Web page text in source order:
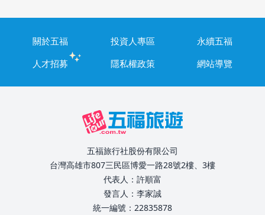
關於五福 投資人專區
永續五福
人才招募
隱私權政策 網站導覽
五福旅行社股份有限公司
台灣高雄市807三民區博愛一路28號2樓、3樓
代表人：許順富
發言人：李家誠
統一編號：22835878